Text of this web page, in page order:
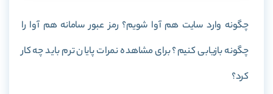
چگونه وارد سایت هم آوا شویم؟ رمز عبور سامانه هم آوا را
چگونه بازیابی کنیم؟ برای مشاهده نمرات پایان ترم باید چه کار
کرد؟